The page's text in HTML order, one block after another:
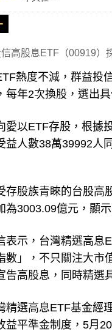
每年2次換股，選出
益人數38萬39992人
為3003.09億元，顯
數」，不只關注大市
告高股息，同時精選
益平準金制度，5月
納入ETF中，進行持